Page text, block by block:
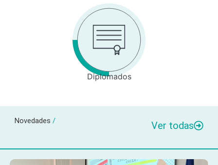
Diplomados
Novedades / Ver todas